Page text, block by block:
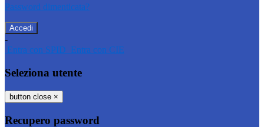
Password dimenticata?
-
Entra con SPID Entra con CIE
Seleziona utente
button close ×
Recupero password